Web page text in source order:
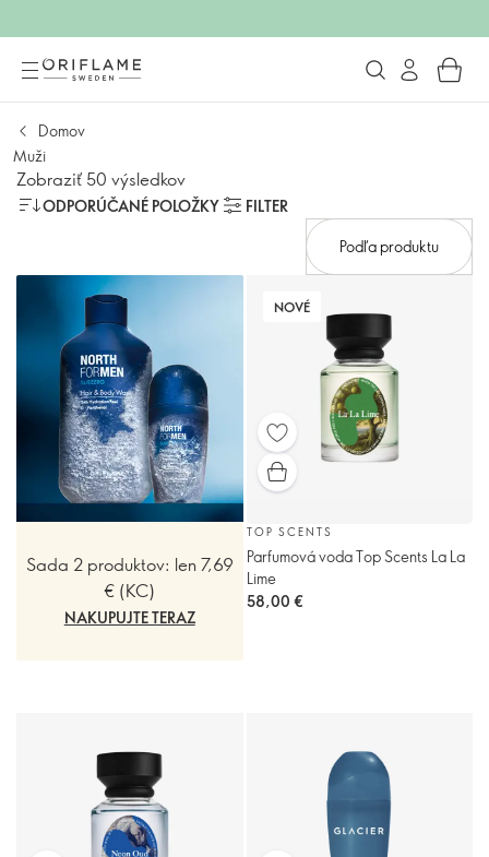
Domov
Muži
Zobraziť 50 výsledkov
ODPORÚČANÉ POLOŽKY
FILTER
Podľa produktu
Sada 2 produktov: len 7,69
€ (KC)
NAKUPUJTE TERAZ
NOVÉ
TOP SCENTS
Parfumová voda Top Scents La La
Lime
58,00 €